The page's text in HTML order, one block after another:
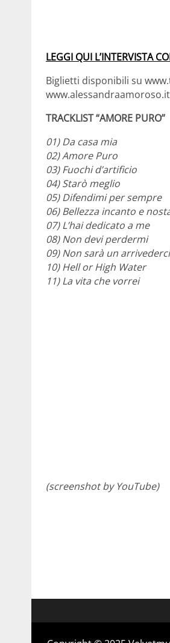
LEGGI QUI L’INTERVISTA
Biglietti disponibili su
TRACKLIST “AMORE PURO”
01) Da casa mia
02) Amore Puro
03) Fuochi d’artificio
04) Starò meglio
05) Difendimi per sempre
06) Bellezza incanto e
07) L’hai dedicato a me
08) Non devi perdermi
09) Non sarà un arrivederci
10) Hell or High Water
11) La vita che vorrei
(screenshot by YouTube)